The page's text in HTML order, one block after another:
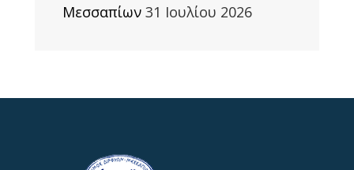
Μεσσαπίων 31 Ιουλίου 2026